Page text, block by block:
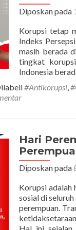
Diposkan pada
Korupsi tetap
Indeks
masih berada
tingkat
Indonesia
#Antikorupsi,
Hari
Diposkan pada
Korupsi adalah
sosial di
perempuan.